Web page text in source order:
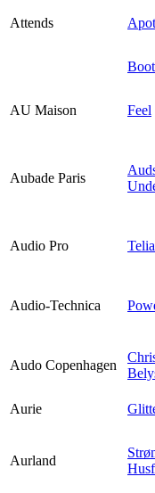
Attends
AU Maison Feel
Aubade Paris
Audio Pro Telia
Audio-Technica
Audo Copenhagen
Aurie
Aurland